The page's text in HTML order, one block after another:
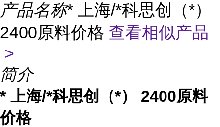
产品名称* 上海/*科思创（*）
2400原料价格 查看相似产品
>
简介
* 上海/*科思创（*） 2400原料
价格